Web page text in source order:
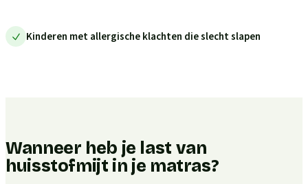
Kinderen met allergische klachten die slecht slapen
Wanneer heb je last van
huisstofmijt in je matras?